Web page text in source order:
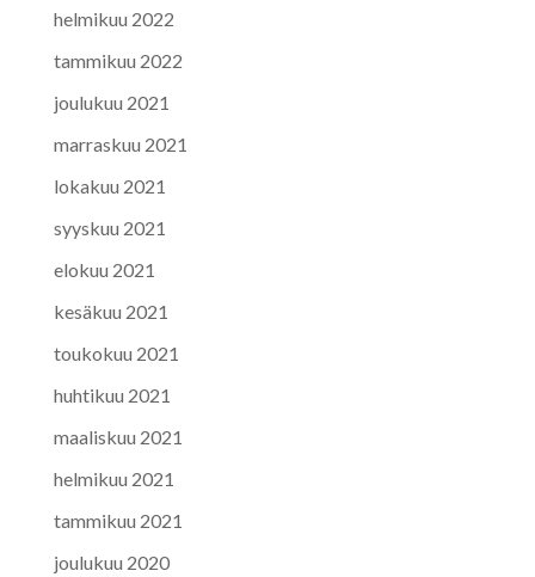
helmikuu 2022
tammikuu 2022
joulukuu 2021
marraskuu 2021
lokakuu 2021
syyskuu 2021
elokuu 2021
kesäkuu 2021
toukokuu 2021
huhtikuu 2021
maaliskuu 2021
helmikuu 2021
tammikuu 2021
joulukuu 2020